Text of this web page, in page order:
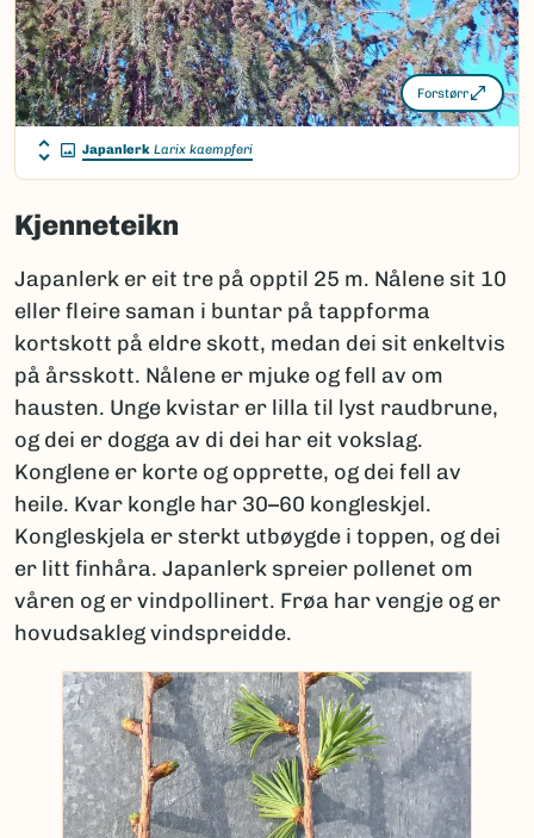
Forstørr
Japanlerk Larix kaempferi
Kjenneteikn
Japanlerk er eit tre på opptil 25 m. Nålene sit 10
eller fleire saman i buntar på tappforma
kortskott på eldre skott, medan dei sit enkeltvis
på årsskott. Nålene er mjuke og fell av om
hausten. Unge kvistar er lilla til lyst raudbrune,
og dei er dogga av di dei har eit vokslag.
Konglene er korte og opprette, og dei fell av
heile. Kvar kongle har 30–60 kongleskjel.
Kongleskjela er sterkt utbøygde i toppen, og dei
er litt finhåra. Japanlerk spreier pollenet om
våren og er vindpollinert. Frøa har vengje og er
hovudsakleg vindspreidde.